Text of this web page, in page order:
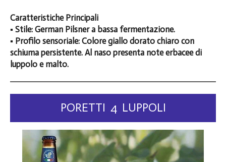
Caratteristiche Principali
▪️ Stile: German Pilsner a bassa fermentazione.
▪️ Profilo sensoriale: Colore giallo dorato chiaro con
schiuma persistente. Al naso presenta note erbacee di
luppolo e malto.
PORETTI 4 LUPPOLI